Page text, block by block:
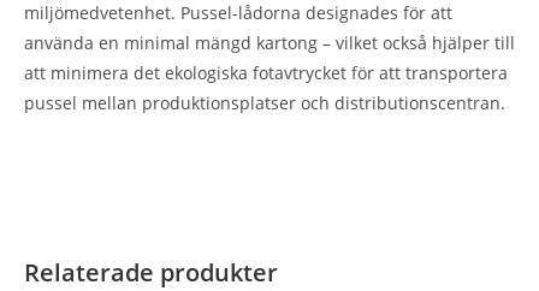
miljömedvetenhet. Pussel-lådorna designades för att
använda en minimal mängd kartong – vilket också hjälper till
att minimera det ekologiska fotavtrycket för att transportera
pussel mellan produktionsplatser och distributionscentran.
Relaterade produkter